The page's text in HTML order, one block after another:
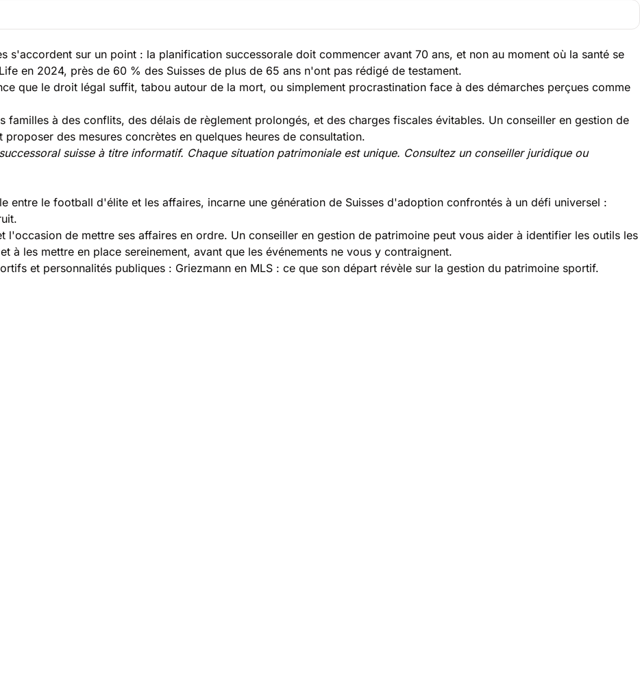
s'accordent sur un point : la planification successorale doit commencer avant 70 ans, et non au moment où la santé se
en 2024, près de 60 % des Suisses de plus de 65 ans n'ont pas rédigé de testament.
que le droit légal suffit, tabou autour de la mort, ou simplement procrastination face à des démarches perçues comme
familles à des conflits, des délais de règlement prolongés, et des charges fiscales évitables. Un conseiller en gestion de
des mesures concrètes en quelques heures de consultation.
suisse à titre informatif. Chaque situation patrimoniale est unique. Consultez un conseiller juridique ou
entre le football d'élite et les affaires, incarne une génération de Suisses d'adoption confrontés à un défi universel :
l'occasion de mettre ses affaires en ordre. Un conseiller en gestion de patrimoine peut vous aider à identifier les outils les
à les mettre en place sereinement, avant que les événements ne vous y contraignent.
et personnalités publiques : Griezmann en MLS : ce que son départ révèle sur la gestion du patrimoine sportif.